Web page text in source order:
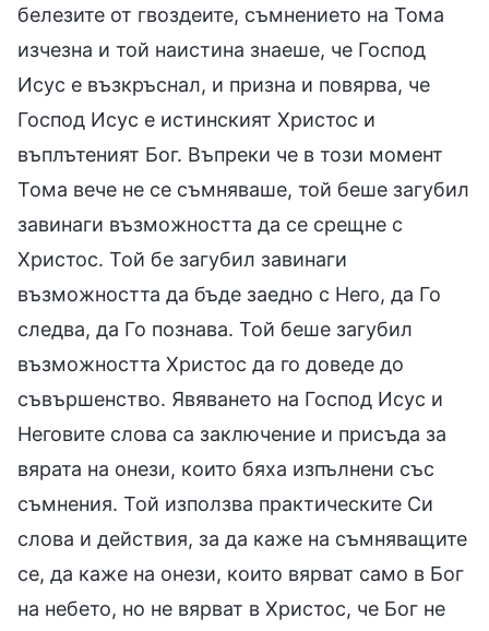
белезите от гвоздеите, съмнението на Тома
изчезна и той наистина знаеше, че Господ
Исус е възкръснал, и призна и повярва, че
Господ Исус е истинският Христос и
въплътеният Бог. Въпреки че в този момент
Тома вече не се съмняваше, той беше загубил
завинаги възможността да се срещне с
Христос. Той бе загубил завинаги
възможността да бъде заедно с Него, да Го
следва, да Го познава. Той беше загубил
възможността Христос да го доведе до
съвършенство. Явяването на Господ Исус и
Неговите слова са заключение и присъда за
вярата на онези, които бяха изпълнени със
съмнения. Той използва практическите Си
слова и действия, за да каже на съмняващите
се, да каже на онези, които вярват само в Бог
на небето, но не вярват в Христос, че Бог не